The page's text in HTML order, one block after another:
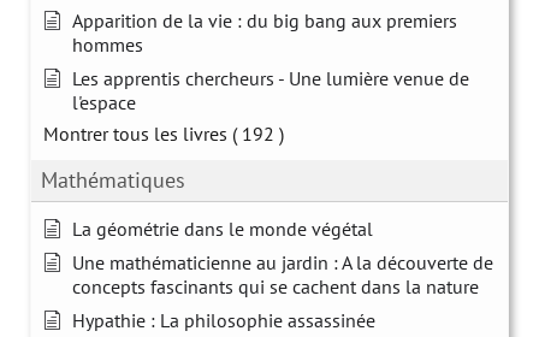
Apparition de la vie : du big bang aux premiers
hommes
Les apprentis chercheurs - Une lumière venue de
l'espace
Montrer tous les livres ( 192 )
Mathématiques
La géométrie dans le monde végétal
Une mathématicienne au jardin : A la découverte de
concepts fascinants qui se cachent dans la nature
Hypathie : La philosophie assassinée